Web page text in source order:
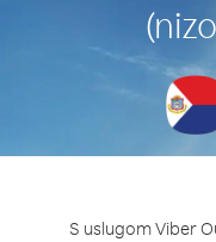
S uslugom Viber